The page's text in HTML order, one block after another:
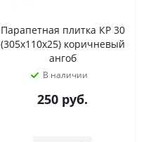
Парапетная плитка КР 30
(305х110х25) коричневый
ангоб
В наличии
250 руб.